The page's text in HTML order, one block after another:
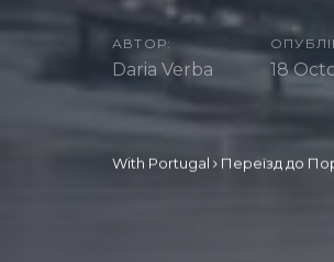
АВТОР:
Daria Verba 18
With Portugal Переїзд до